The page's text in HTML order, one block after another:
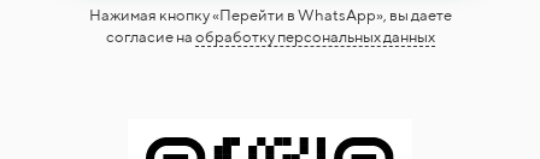
Нажимая кнопку «Перейти в WhatsApp», вы даете
согласие на обработку персональных данных